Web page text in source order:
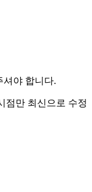
셔야 합니다.
점만 최신으로 수정